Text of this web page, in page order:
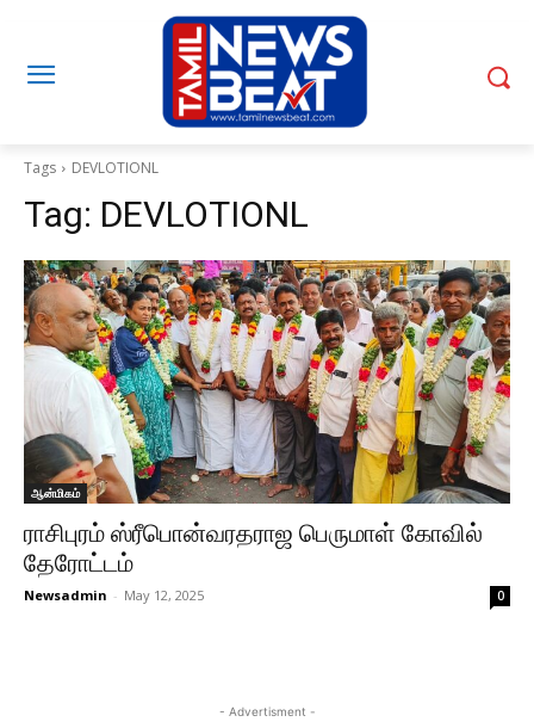
Tags DEVLOTIONL
Tag: DEVLOTIONL
ஆன்மிகம்
ராசிபுரம் ஸ்ரீபொன்வரதராஜ பெருமாள் கோவில்
தேரோட்டம்
Newsadmin - May 12, 2025 0
- Advertisment -